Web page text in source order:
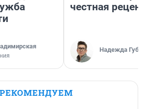
честная
Надежда
РЕКОМЕНДУЕМ